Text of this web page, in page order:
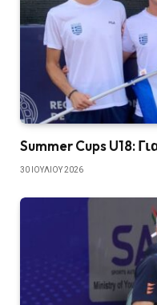
Summer Cups U18:
30 ΙΟΥΛΊΟΥ 2026